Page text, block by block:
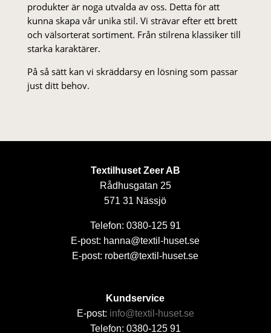
produkter är noga utvalda av oss. Detta för att
kunna skapa vår unika stil. Vi strä­var efter ett brett
och välsorterat sor­ti­ment. Från stil­rena klas­siker till
starka karaktärer.
På så sätt kan vi skräddarsy en lösning som passar
just ditt behov.
Textilhuset Zeer AB
Rådhusgatan 25
571 31 Nässjö
Telefon: 0380-125 91
E-post: hanna@textil-huset.se
E-post: robert@textil-huset.se
Kundservice
E-post: info@textil-huset.se
Telefon: 0380-125 91